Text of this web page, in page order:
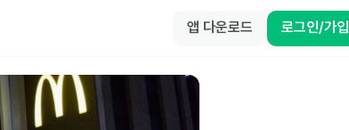
앱 다운로드 로그인/가입